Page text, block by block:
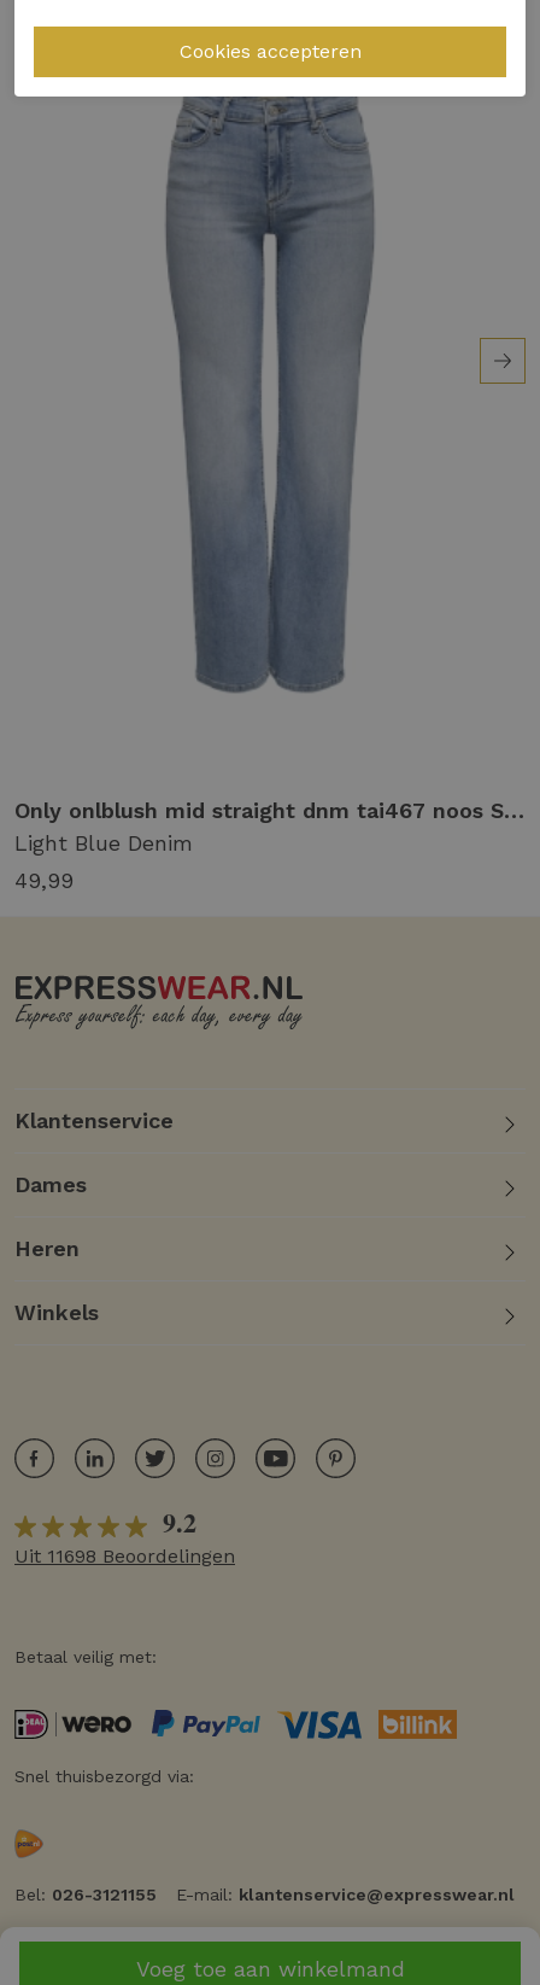
Voeg toe aan winkelmand
Only onlblush mid straight dnm tai467 noos Straight leg light blue denim
Light Blue Denim
49,99
Klantenservice
Dames
Heren
Winkels
9.2
Uit 11698 Beoordelingen
Betaal veilig met:
Snel thuisbezorgd via:
Bel: 026-3121155 E-mail: klantenservice@expresswear.nl